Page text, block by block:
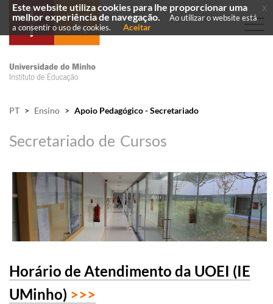
PT > Ensino > Apoio Pedagógico - Secretariado
Secretariado de Cursos
Horário de Atendimento da UOEI​ (IE
UMinho) >>>
Este website utiliza cookies para lhe proporcionar uma
melhor experiência de navegação.
Ao utilizar o website está
a consentir o uso de cookies.
Aceitar
x